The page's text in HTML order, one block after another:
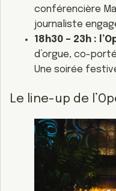
conférencière
journaliste
18h30 – 23h :
d’orgue, co-
Une soirée
Le line-up de